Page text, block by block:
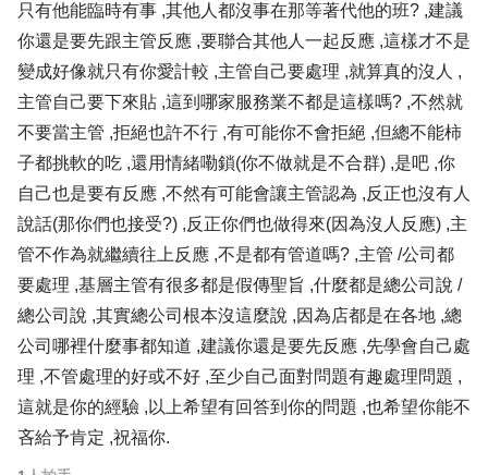
只有他能臨時有事 ,其他人都沒事在那等著代他的班? ,建議
你還是要先跟主管反應 ,要聯合其他人一起反應 ,這樣才不是
變成好像就只有你愛計較 ,主管自己要處理 ,就算真的沒人 ,
主管自己要下來貼 ,這到哪家服務業不都是這樣嗎? ,不然就
不要當主管 ,拒絕也許不行 ,有可能你不會拒絕 ,但總不能柿
子都挑軟的吃 ,還用情緒嘞鎖(你不做就是不合群) ,是吧 ,你
自己也是要有反應 ,不然有可能會讓主管認為 ,反正也沒有人
說話(那你們也接受?) ,反正你們也做得來(因為沒人反應) ,主
管不作為就繼續往上反應 ,不是都有管道嗎? ,主管 /公司都
要處理 ,基層主管有很多都是假傳聖旨 ,什麼都是總公司說 /
總公司說 ,其實總公司根本沒這麼說 ,因為店都是在各地 ,總
公司哪裡什麼事都知道 ,建議你還是要先反應 ,先學會自己處
理 ,不管處理的好或不好 ,至少自己面對問題有趣處理問題 ,
這就是你的經驗 ,以上希望有回答到你的問題 ,也希望你能不
吝給予肯定 ,祝福你.